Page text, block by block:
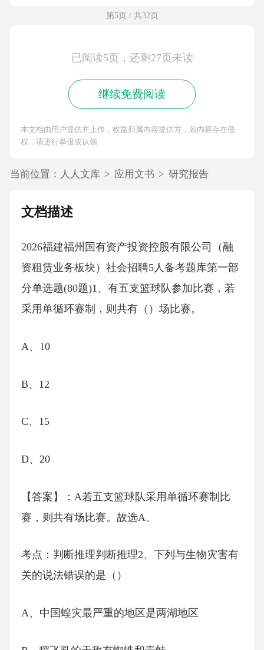
第5页 / 共32页
已阅读5页，还剩27页未读
继续免费阅读
本文档由用户提供并上传，收益归属内容提供方，若内容存在侵
权，请进行举报或认领
当前位置： 人人文库 > 应用文书 > 研究报告
文档描述
2026福建福州国有资产投资控股有限公司（融
资租赁业务板块）社会招聘5人备考题库第一部
分单选题(80题)1、有五支篮球队参加比赛，若
采用单循环赛制，则共有（）场比赛。
A、10
B、12
C、15
D、20
【答案】：A若五支篮球队采用单循环赛制比
赛，则共有场比赛。故选A。
考点：判断推理判断推理2、下列与生物灾害有
关的说法错误的是（）
A、中国蝗灾最严重的地区是两湖地区